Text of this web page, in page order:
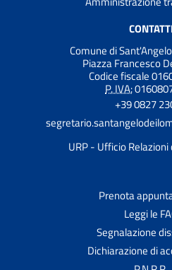
Comune di
Piazza Francesco
Codice fiscale
P. IVA:
+39 0827
URP - Ufficio
Prenota
Leggi le
Segnalazione
Dichiarazione di